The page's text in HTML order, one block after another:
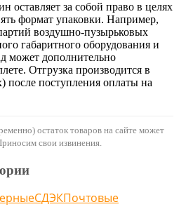
оставляет за собой право в целях
формат упаковки. Например,
воздушно-пузырьковых
габаритного оборудования и
может дополнительно
Отгрузка производится в
после поступления оплаты на
остаток товаров на сайте может
свои извинения.
СДЭКПочтовые